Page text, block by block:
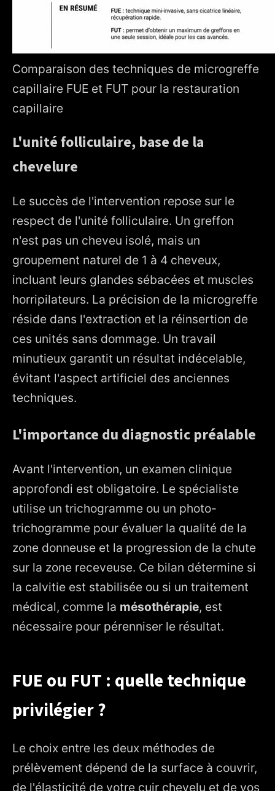
Comparaison des techniques de microgreffe
capillaire FUE et FUT pour la restauration
capillaire
L'unité folliculaire, base de la
chevelure
Le succès de l'intervention repose sur le
respect de l'unité folliculaire. Un greffon
n'est pas un cheveu isolé, mais un
groupement naturel de 1 à 4 cheveux,
incluant leurs glandes sébacées et muscles
horripilateurs. La précision de la microgreffe
réside dans l'extraction et la réinsertion de
ces unités sans dommage. Un travail
minutieux garantit un résultat indécelable,
évitant l'aspect artificiel des anciennes
techniques.
L'importance du diagnostic préalable
Avant l'intervention, un examen clinique
approfondi est obligatoire. Le spécialiste
utilise un trichogramme ou un photo-
trichogramme pour évaluer la qualité de la
zone donneuse et la progression de la chute
sur la zone receveuse. Ce bilan détermine si
la calvitie est stabilisée ou si un traitement
médical, comme la mésothérapie, est
nécessaire pour pérenniser le résultat.
FUE ou FUT : quelle technique
privilégier ?
Le choix entre les deux méthodes de
prélèvement dépend de la surface à couvrir,
de l'élasticité de votre cuir chevelu et de vos